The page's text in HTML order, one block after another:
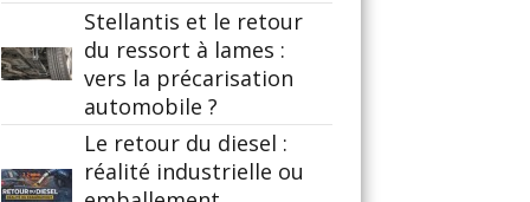
Stellantis et le retour
du ressort à lames :
vers la précarisation
automobile ?
Le retour du diesel :
réalité industrielle ou